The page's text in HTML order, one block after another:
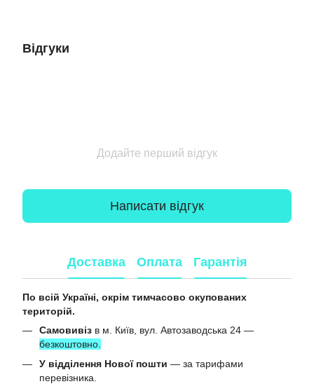
Відгуки
Додайте перший відгук
Написати відгук
Доставка Оплата Гарантія
По всій Україні, окрім тимчасово окупованих
територій.
Самовивіз в м. Київ, вул. Автозаводська 24 —
безкоштовно.
У відділення Нової пошти — за тарифами
перевізника.